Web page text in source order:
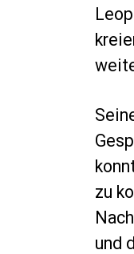
zu
und